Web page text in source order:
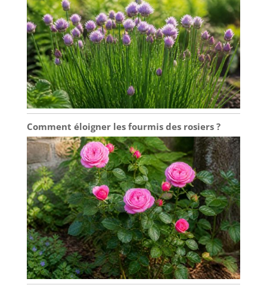
Comment éloigner les fourmis des rosiers ?